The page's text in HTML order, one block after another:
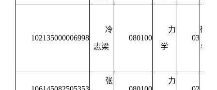
102135000006998
冷
志梁
080100
力
学
03
础
与
张 力